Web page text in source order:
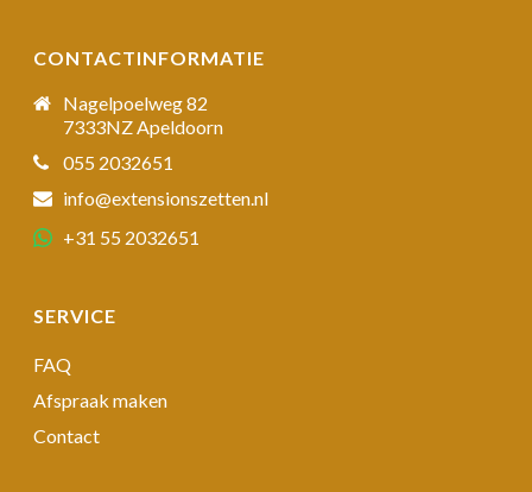
CONTACTINFORMATIE
Nagelpoelweg 82
7333NZ Apeldoorn
055 2032651
info@extensionszetten.nl
+31 55 2032651
SERVICE
FAQ
Afspraak maken
Contact